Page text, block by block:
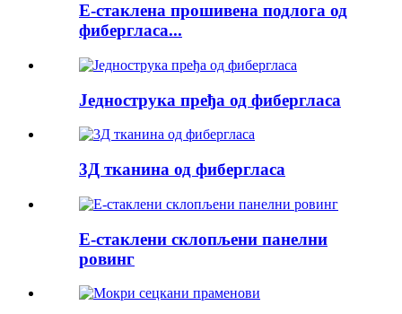
Е-стаклена прошивена подлога од
фибергласа...
Једнострука пређа од фибергласа
3Д тканина од фибергласа
Е-стаклени склопљени панелни
ровинг